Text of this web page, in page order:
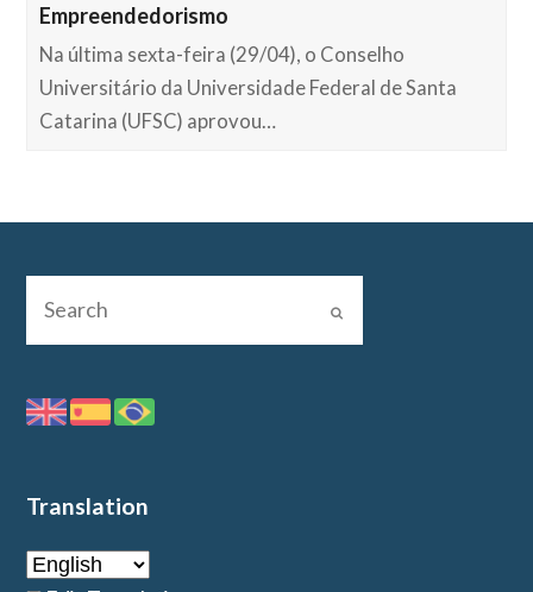
Empreendedorismo
Na última sexta-feira (29/04), o Conselho
Universitário da Universidade Federal de Santa
Catarina (UFSC) aprovou…
Translation